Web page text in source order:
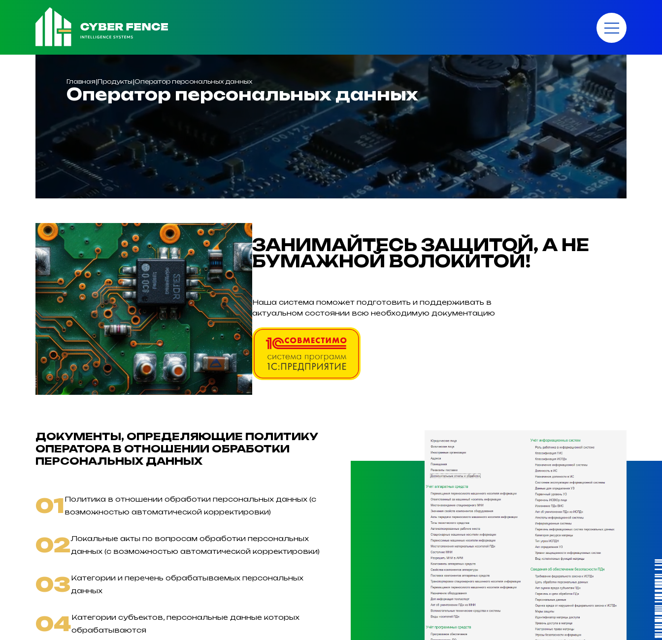
Главная|Продукты|Оператор персональных данных
Оператор персональных данных
ЗАНИМАЙТЕСЬ ЗАЩИТОЙ, А НЕ
БУМАЖНОЙ ВОЛОКИТОЙ!
Наша система поможет подготовить и поддерживать в
актуальном состоянии всю необходимую документацию
ДОКУМЕНТЫ, ОПРЕДЕЛЯЮЩИЕ ПОЛИТИКУ
ОПЕРАТОРА В ОТНОШЕНИИ ОБРАБОТКИ
ПЕРСОНАЛЬНЫХ ДАННЫХ
01Политика в отношении обработки персональных данных (с
возможностью автоматической корректировки)
02Локальные акты по вопросам обработки персональных
данных (с возможностью автоматической корректировки)
03Категории и перечень обрабатываемых персональных
данных
04Категории субъектов, персональные данные которых
обрабатываются